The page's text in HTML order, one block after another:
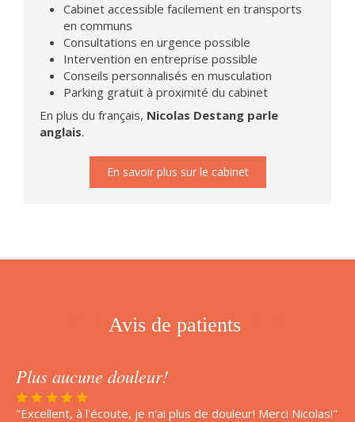
Cabinet accessible facilement en transports
en communs
Consultations en urgence possible
Intervention en entreprise possible
Conseils personnalisés en musculation
Parking gratuit à proximité du cabinet
En plus du français, Nicolas Destang parle
anglais.
En savoir plus sur le cabinet
Avis de patients
Plus aucune douleur!
"Excellent, à l'écoute, je n'ai plus de douleur! Merci Nicolas!"